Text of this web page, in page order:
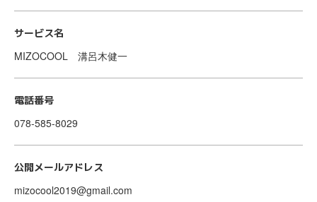
サービス名
MIZOCOOL 溝呂木健一
電話番号
078-585-8029
公開メールアドレス
mizocool2019@gmail.com